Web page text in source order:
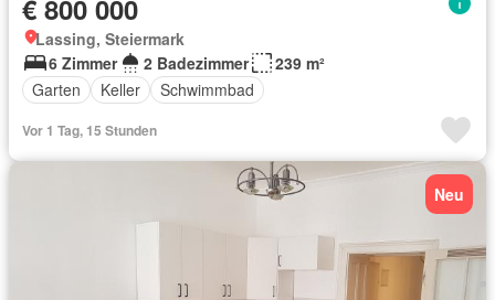
€ 800 000
Lassing, Steiermark
6 Zimmer
2 Badezimmer
239 m²
Garten
Keller Schwimmbad
Vor 1 Tag, 15 Stunden
Neu